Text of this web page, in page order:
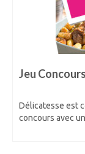
Jeu
Délicatesse est
concours avec